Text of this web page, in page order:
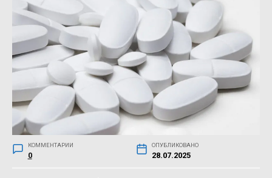
КОММЕНТАРИИ
0
ОПУБЛИКОВАНО
28.07.2025